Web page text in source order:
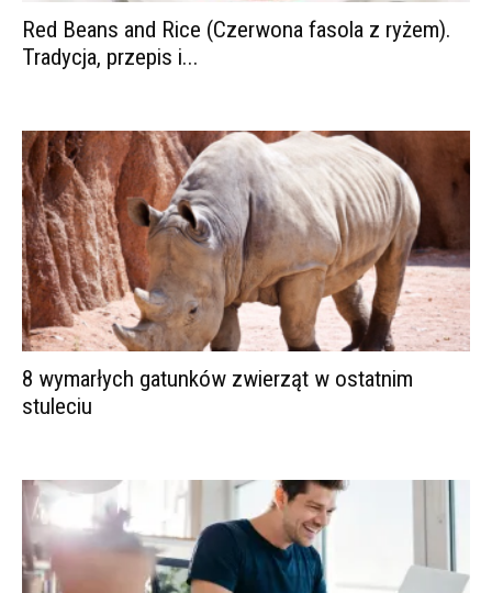
Red Beans and Rice (Czerwona fasola z ryżem).
Tradycja, przepis i...
8 wymarłych gatunków zwierząt w ostatnim
stuleciu